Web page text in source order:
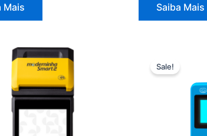
Mais Saiba Mais
Sale!